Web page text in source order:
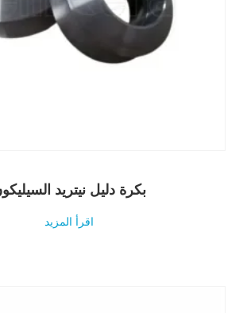
بكرة دليل نيتريد
اقرأ المزيد